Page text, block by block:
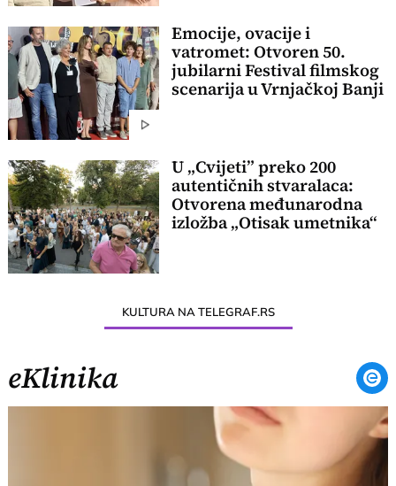
Emocije, ovacije i
vatromet: Otvoren 50.
jubilarni Festival filmskog
scenarija u Vrnjačkoj Banji
U „Cvijeti” preko 200
autentičnih stvaralaca:
Otvorena međunarodna
izložba „Otisak umetnika“
KULTURA NA TELEGRAF.RS
eKlinika